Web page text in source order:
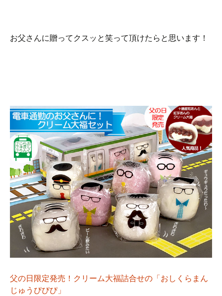
お父さんに贈ってクスッと笑って頂けたらと思います！
父の日限定発売！クリーム大福詰合せの「おしくらまん
じゅうぴぴぴ」